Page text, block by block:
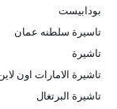
بودابيست
تاسيرة سلطنه عمان
تاشيرة
تاشيرة الامارات اون
تاشيرة البرتغال